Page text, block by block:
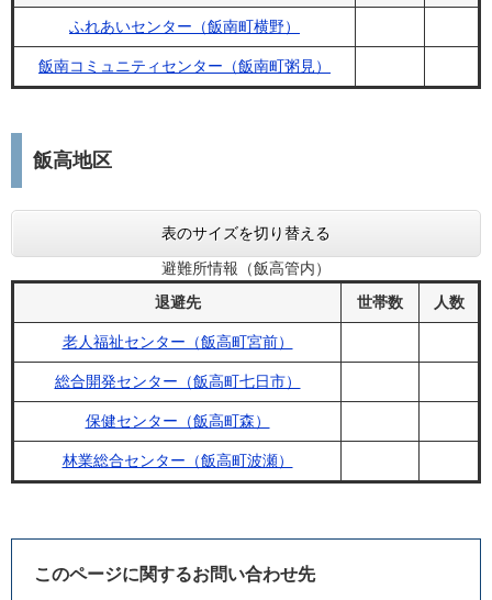
ふれあいセンター（飯南町横野）
飯南コミュニティセンター（飯南町粥見）
飯高地区
表のサイズを切り替える
避難所情報（飯高管内）
退避先
世帯数 人数
老人福祉センター（飯高町宮前）
総合開発センター（飯高町七日市）
保健センター（飯高町森）
林業総合センター（飯高町波瀬）
このページに関するお問い合わせ先